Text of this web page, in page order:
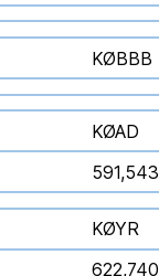
KØBBB
KØAD
591,543
KØYR
622,740